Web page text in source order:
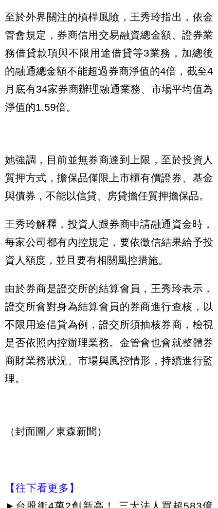
至於外界關注的槓桿風險，王秀玲指出，依金
管會規定，券商信用交易融資總金額、證券業
務借貸款項與不限用途借貸等3業務，加總後
的融通總金額不能超過券商淨值的4倍，截至4
月底有34家券商辦理融通業務、市場平均值為
淨值的1.59倍。
她強調，目前並無券商達到上限，至於投資人
質押方式，擔保品僅限上市櫃有價證券、基金
與債券，不能以信貸、房貸擔任質押擔保品。
王秀玲解釋，投資人跟券商申請融通資金時，
每家公司都有內控規定，要依徵信結果給予投
資人額度，並且要有相關風控措施。
由於券商是證交所的結算會員，王秀玲表示，
證交所會對身為結算會員的券商進行查核，以
不限用途借貸為例，證交所須抽核券商，檢視
是否依照內控辦理業務。金管會也會就整體券
商財業務狀況、市場與風控情形，持續進行監
理。
（封面圖／東森新聞）
【往下看更多】